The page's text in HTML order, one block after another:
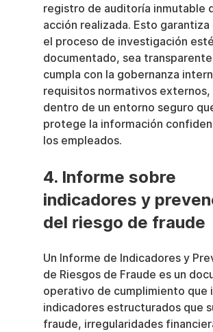
registro de auditoría inmutable
acción realizada. Esto
el proceso de investigación esté
documentado, sea
cumpla con la gobernanza
requisitos normativos
dentro de un entorno seguro
protege la información
los empleados.
4. Informe sobre
indicadores y
del riesgo de fraude
Un Informe de Indicadores y
de Riesgos de Fraude es un
operativo de cumplimiento que
indicadores estructurados que
fraude, irregularidades